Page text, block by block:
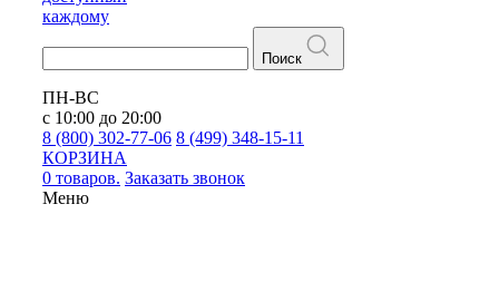
каждому
Поиск
ПН-ВС
с 10:00 до 20:00
8 (800) 302-77-06 8 (499) 348-15-11
КОРЗИНА
0 товаров. Заказать звонок
Меню